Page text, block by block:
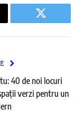
Twitter
40 de noi locuri
verzi pentru un